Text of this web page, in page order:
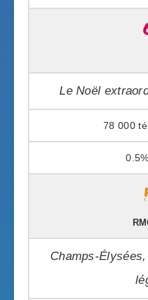
Le Noël
78 000
0.5%
Champs-